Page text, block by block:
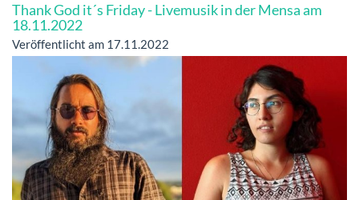
Thank God it´s Friday - Livemusik in der Mensa am
18.11.2022
Veröffentlicht am 17.11.2022